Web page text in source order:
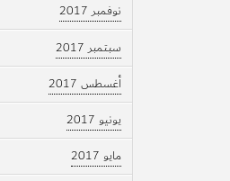
نوفمبر 2017
سبتمبر 2017
أغسطس 2017
يونيو 2017
مايو 2017